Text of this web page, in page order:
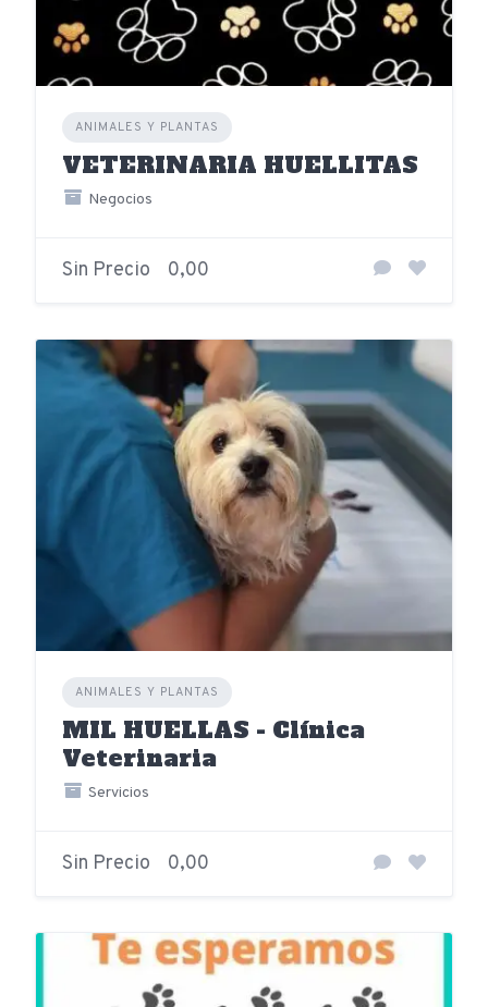
ANIMALES Y PLANTAS
VETERINARIA HUELLITAS
Negocios
Sin Precio 0,00
ANIMALES Y PLANTAS
MIL HUELLAS - Clínica
Veterinaria
Servicios
Sin Precio 0,00